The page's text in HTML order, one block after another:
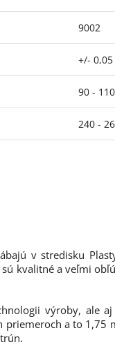
9002
+/-
90 -
240 -
v stredisku
kvalitné a veľmi
výroby, ale
priemeroch a to 1,75